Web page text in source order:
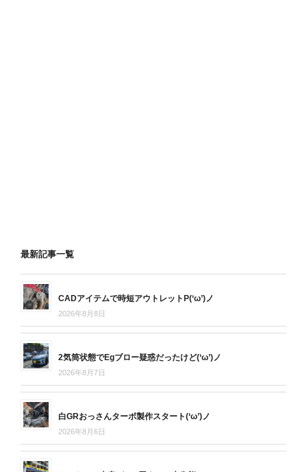
最新記事一覧
CADアイテムで時短アウトレットP(‘ω’)ノ
2026年8月8日
2気筒状態でEgブロー疑惑だったけど(‘ω’)ノ
2026年8月7日
白GRおっさんターボ製作スタート(‘ω’)ノ
2026年8月6日